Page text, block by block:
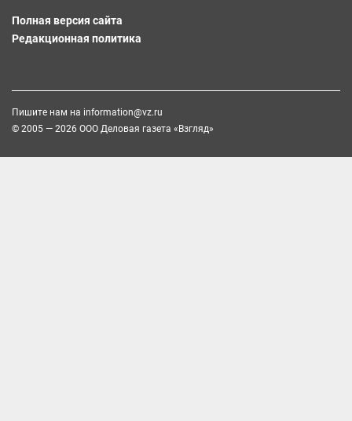
Полная версия сайта
Редакционная политика
Пишите нам на information@vz.ru
© 2005 — 2026 ООО Деловая газета «Взгляд»